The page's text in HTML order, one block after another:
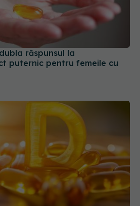
răspunsul la
puternic pentru femeile cu